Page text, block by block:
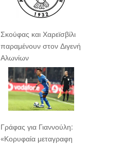
Σκούφας και Χαρεϊσβίλι
παραμένουν στον Διγενή
Αλωνίων
Γράφας για Γιαννούλη:
«Κορυφαία μεταγραφη